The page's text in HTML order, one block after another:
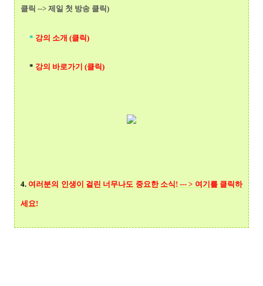
클릭 --> 제일 첫 방송 클릭)
* 강의 소개 (클릭)
* 강의 바로가기 (클릭)
4. 여러분의 인생이 걸린 너무나도 중요한 소식! --- > 여기를 클릭하
세요!